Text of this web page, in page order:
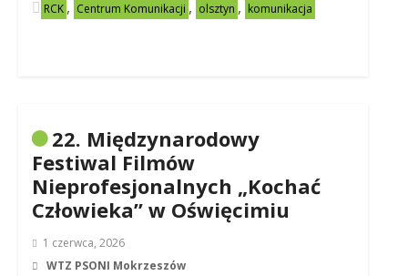
RCK , Centrum Komunikacji , olsztyn , komunikacja
22. Międzynarodowy
Festiwal Filmów
Nieprofesjonalnych „Kochać
Człowieka” w Oświęcimiu
1 czerwca, 2026
WTZ PSONI Mokrzeszów